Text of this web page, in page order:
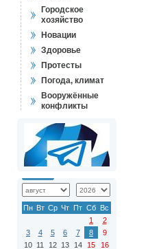
Городское
хозяйство
Новации
Здоровье
Протесты
Погода, климат
Вооружённые
конфликты
Пн Вт Ср Чт Пт Сб Вс
1
2
3
4 5 6 7 8
9
10 11 12 13 14 15
16